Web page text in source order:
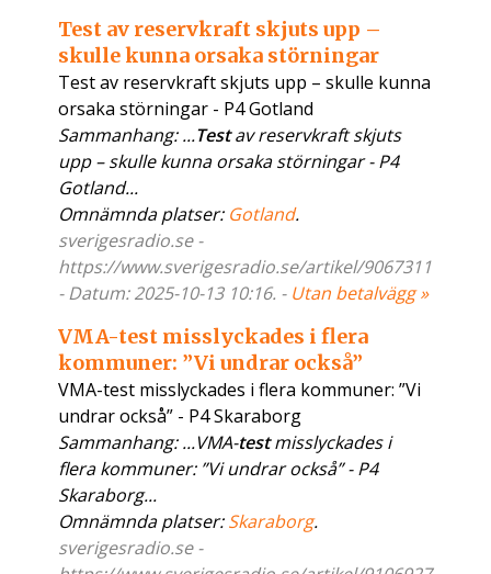
Test av reservkraft skjuts upp –
skulle kunna orsaka störningar
Test av reservkraft skjuts upp – skulle kunna
orsaka störningar - P4 Gotland
Sammanhang: ...Testav reservkraft skjuts
upp – skulle kunna orsaka störningar - P4
Gotland...
Omnämnda platser: Gotland.
sverigesradio.se -
https://www.sverigesradio.se/artikel/9067311
- Datum: 2025-10-13 10:16. - Utan betalvägg »
VMA-test misslyckades i flera
kommuner: ”Vi undrar också”
VMA-test misslyckades i flera kommuner: ”Vi
undrar också” - P4 Skaraborg
Sammanhang: ...VMA-testmisslyckades i
flera kommuner: ”Vi undrar också” - P4
Skaraborg...
Omnämnda platser:Skaraborg.
sverigesradio.se -